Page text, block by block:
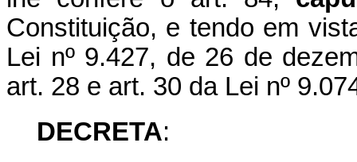
Constituição, e tendo em
Lei nº 9.427, de 26 de
art. 28 e art. 30 da Lei nº
DECRETA: